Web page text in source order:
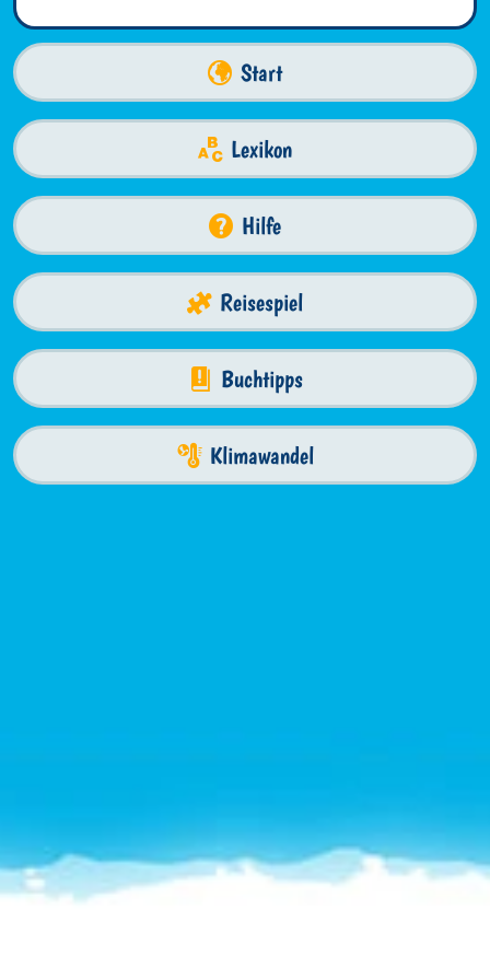
Start
Lexikon
Hilfe
Reisespiel
Buchtipps
Klimawandel